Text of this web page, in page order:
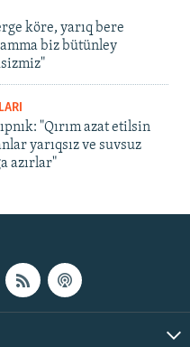
köre, yarıq bere
biz bütünley
"Qırım azat etilsin
yarıqsız ve suvsuz
azırlar"